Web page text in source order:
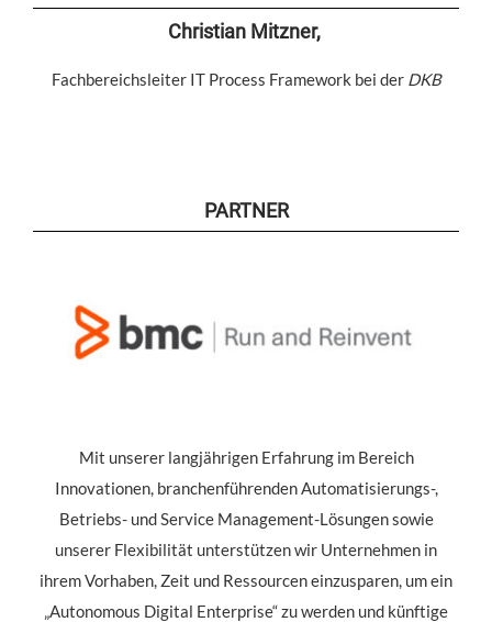
Christian Mitzner,
Fachbereichsleiter IT Process Framework bei der DKB
PARTNER
Mit unserer langjährigen Erfahrung im Bereich
Innovationen, branchenführenden Automatisierungs-,
Betriebs- und Service Management-Lösungen sowie
unserer Flexibilität unterstützen wir Unternehmen in
ihrem Vorhaben, Zeit und Ressourcen einzusparen, um ein
„Autonomous Digital Enterprise“ zu werden und künftige